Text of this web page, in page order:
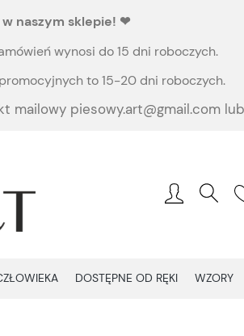
w naszym sklepie! ❤
wynosi do 15 dni roboczych.
to 15-20 dni roboczych.
mailowy piesowy.art@gmail.com
DOSTĘPNE OD RĘKI WZORY